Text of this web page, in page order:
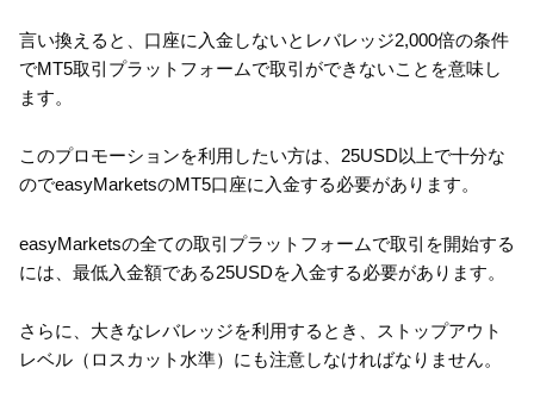
言い換えると、口座に入金しないとレバレッジ2,000倍の条件
でMT5取引プラットフォームで取引ができないことを意味し
ます。
このプロモーションを利用したい方は、25USD以上で十分な
のでeasyMarketsのMT5口座に入金する必要があります。
easyMarketsの全ての取引プラットフォームで取引を開始する
には、最低入金額である25USDを入金する必要があります。
さらに、大きなレバレッジを利用するとき、ストップアウト
レベル（ロスカット水準）にも注意しなければなりません。